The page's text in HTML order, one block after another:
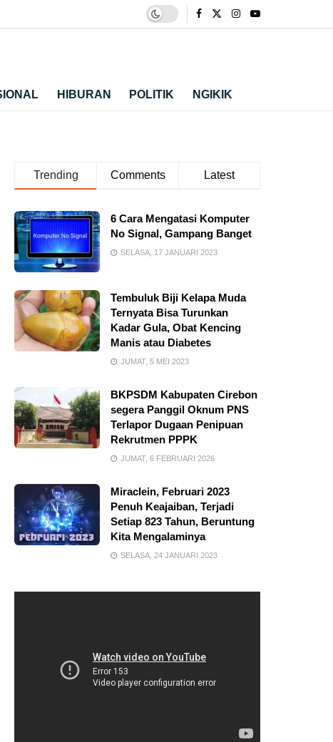
HIBURAN POLITIK NGIKIK
Trending Comments Latest
6 Cara Mengatasi Komputer
No Signal, Gampang Banget
SELASA, 17 JANUARI 2023
Tembuluk Biji Kelapa Muda
Ternyata Bisa Turunkan
Kadar Gula, Obat Kencing
Manis atau Diabetes
JUMAT, 5 MEI 2023
BKPSDM Kabupaten Cirebon
segera Panggil Oknum PNS
Terlapor Dugaan Penipuan
Rekrutmen PPPK
JUMAT, 6 FEBRUARI 2026
Miraclein, Februari 2023
Penuh Keajaiban, Terjadi
Setiap 823 Tahun, Beruntung
Kita Mengalaminya
SELASA, 24 JANUARI 2023